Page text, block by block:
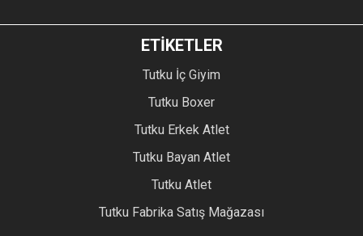
ETİKETLER
Tutku İç Giyim
Tutku Boxer
Tutku Erkek Atlet
Tutku Bayan Atlet
Tutku Atlet
Tutku Fabrika Satış Mağazası